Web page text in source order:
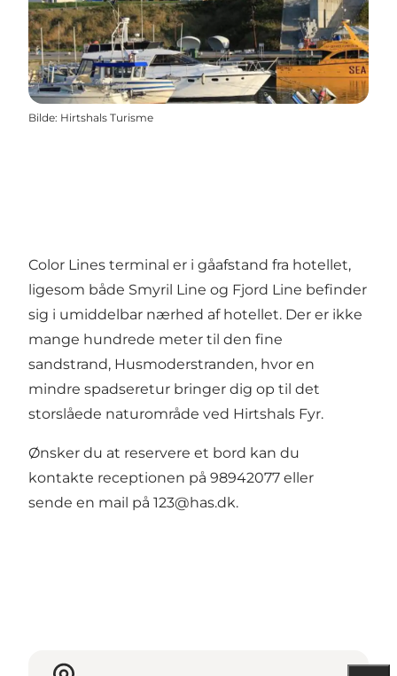
Bilde: Hirtshals Turisme
Color Lines terminal er i gåafstand fra hotellet,
ligesom både Smyril Line og Fjord Line befinder
sig i umiddelbar nærhed af hotellet. Der er ikke
mange hundrede meter til den fine
sandstrand, Husmoderstranden, hvor en
mindre spadseretur bringer dig op til det
storslåede naturområde ved Hirtshals Fyr.
Ønsker du at reservere et bord kan du
kontakte receptionen på 98942077 eller
sende en mail på 123@has.dk.